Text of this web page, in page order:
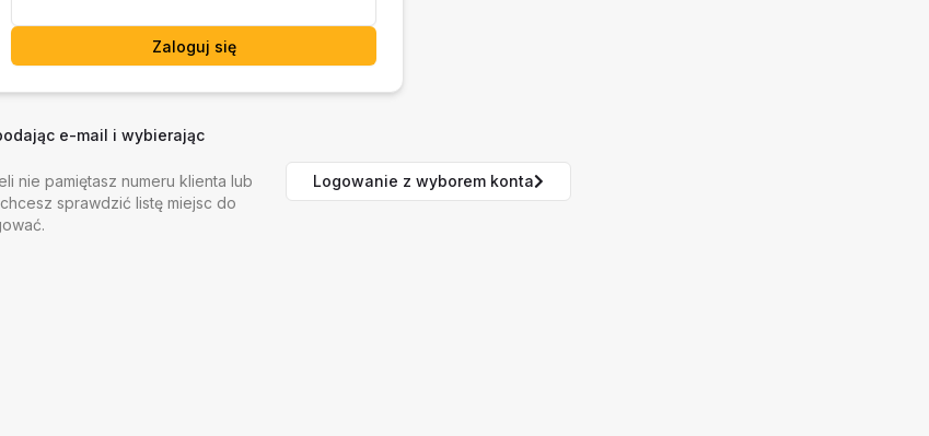
Zaloguj się
e-mail i wybierając
nie pamiętasz numeru klienta lub
sprawdzić listę miejsc do
Logowanie z wyborem konta